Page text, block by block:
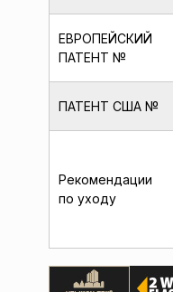
ЕВРОПЕЙСКИЙ
ПАТЕНТ №
ПАТЕНТ США №
Рекомендации
по уходу